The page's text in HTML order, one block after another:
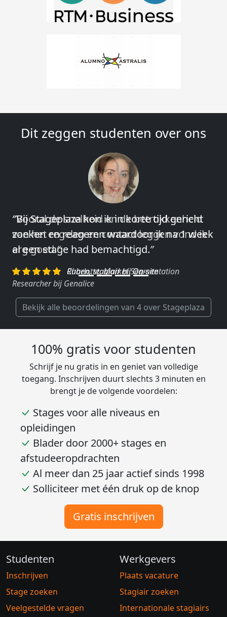
Dit zeggen studenten over ons
″Vooral de snelheid en de betrokkenheid
van het regelen en contact leggen vond ik
erg goed.″
Charlotte, Market Segmentation
Researcher bij Genalice
Bekijk alle beoordelingen van 4 over Stageplaza
100% gratis voor studenten
Schrijf je nu gratis in en geniet van volledige
toegang. Inschrijven duurt slechts 3 minuten en
brengt je de volgende voordelen:
Stages voor alle niveaus en
opleidingen
Blader door 2000+ stages en
afstudeeropdrachten
Al meer dan 25 jaar actief sinds 1998
Solliciteer met één druk op de knop
Gratis inschrijven
Studenten
Inschrijven
Stage zoeken
Veelgestelde vragen
Werkgevers
Plaats vacature
Stagiair zoeken
Internationale stagiairs